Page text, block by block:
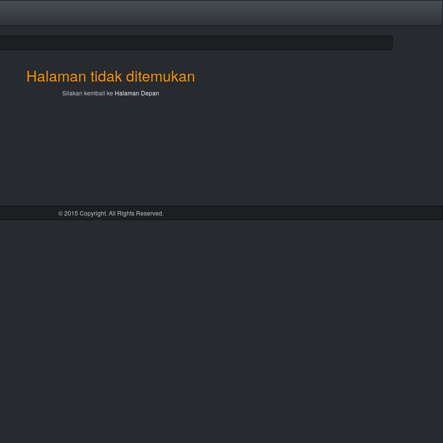
Halaman tidak ditemukan
Silakan kembali ke Halaman Depan
© 2015 Copyright. All Rights Reserved.